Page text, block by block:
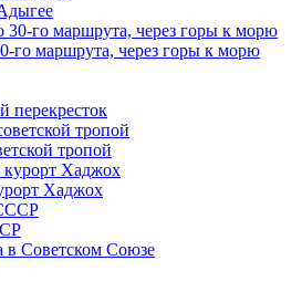
го маршрута, через горы к морю
перекресток
тропой
Хаджох
в Советском Союзе